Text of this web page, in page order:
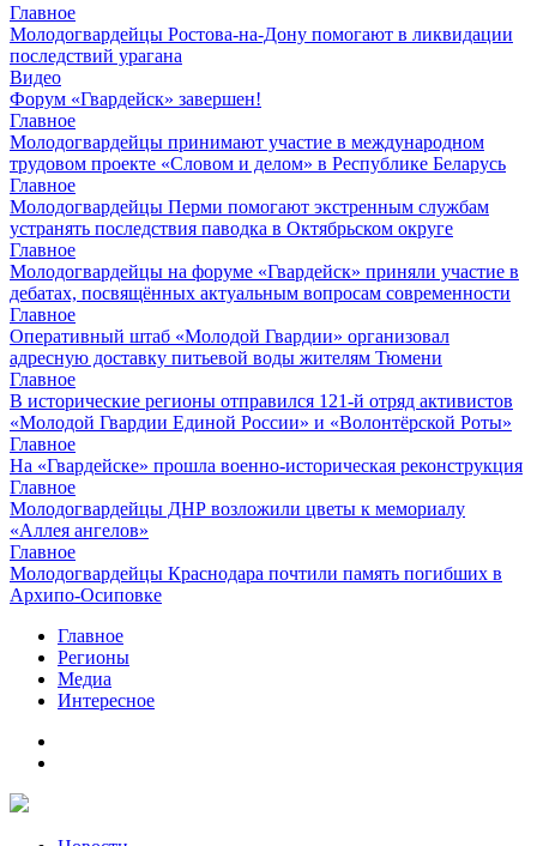
Главное
Молодогвардейцы Ростова-на-Дону помогают в ликвидации
последствий урагана
Видео
Форум «Гвардейск» завершен!
Главное
Молодогвардейцы принимают участие в международном
трудовом проекте «Словом и делом» в Республике Беларусь
Главное
Молодогвардейцы Перми помогают экстренным службам
устранять последствия паводка в Октябрьском округе
Главное
Молодогвардейцы на форуме «Гвардейск» приняли участие в
дебатах, посвящённых актуальным вопросам современности
Главное
Оперативный штаб «Молодой Гвардии» организовал
адресную доставку питьевой воды жителям Тюмени
Главное
В исторические регионы отправился 121-й отряд активистов
«Молодой Гвардии Единой России» и «Волонтёрской Роты»
Главное
На «Гвардейске» прошла военно-историческая реконструкция
Главное
Молодогвардейцы ДНР возложили цветы к мемориалу
«Аллея ангелов»
Главное
Молодогвардейцы Краснодара почтили память погибших в
Архипо-Осиповке
Главное
Регионы
Медиа
Интересное